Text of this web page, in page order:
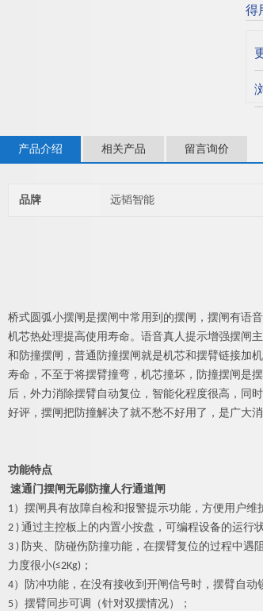
得
产品介绍 相关产品 留言询价
品牌 远韬智能
桥式圆弧小摆闸是摆闸中常用到的摆闸，摆闸有语
机芯热处理提高使用寿命。语音真人提示增强摆闸
和防撞摆闸，普通防撞摆闸就是机芯和摆臂链接加
寿命，不至于将摆臂撞弯，机芯撞坏，防撞摆闸是
后，外力消除摆臂自动复位，智能化程度很高，同
好评，摆闸把防撞解决了就不愁不好用了，是广大
功能特点
速通门摆闸无刷防撞人行通道闸
1） 摆闸具有故障自检和报警提示功能，方便用户维
2 ) 通过主控板上的内置小按盘，可编程设备的运
3 ) 防夹、防碰伤防撞功能，在摆臂复位的过程中
力度很小(≤2Kg)；
4）防冲功能，在没有接收到开闸信号时，摆臂自动
5）摆臂同步可调（针对双摆情况）；